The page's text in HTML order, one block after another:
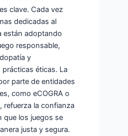
clave. Cada vez
dedicadas al
están adoptando
responsable,
y
éticas. La
parte de entidades
como eCOGRA o
refuerza la confianza
que los juegos se
justa y segura.